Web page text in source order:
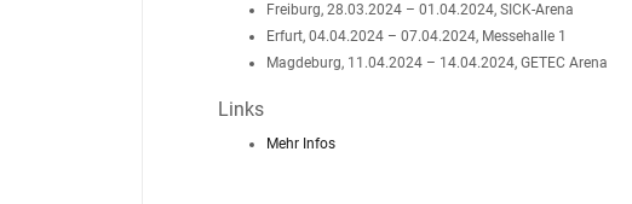
Freiburg, 28.03.2024 – 01.04.2024, SICK-Arena
Erfurt, 04.04.2024 – 07.04.2024, Messehalle 1
Magdeburg, 11.04.2024 – 14.04.2024, GETEC Arena
Links
Mehr Infos